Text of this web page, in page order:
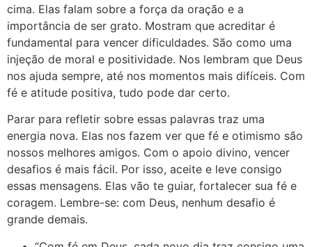
cima. Elas falam sobre a força da oração e a
importância de ser grato. Mostram que acreditar é
fundamental para vencer dificuldades. São como uma
injeção de moral e positividade. Nos lembram que Deus
nos ajuda sempre, até nos momentos mais difíceis. Com
fé e atitude positiva, tudo pode dar certo.
Parar para refletir sobre essas palavras traz uma
energia nova. Elas nos fazem ver que fé e otimismo são
nossos melhores amigos. Com o apoio divino, vencer
desafios é mais fácil. Por isso, aceite e leve consigo
essas mensagens. Elas vão te guiar, fortalecer sua fé e
coragem. Lembre-se: com Deus, nenhum desafio é
grande demais.